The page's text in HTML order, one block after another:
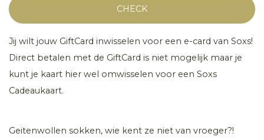
CHECK
Jij wilt jouw GiftCard inwisselen voor een e-card van Soxs!
Direct betalen met de GiftCard is niet mogelijk maar je
kunt je kaart hier wel omwisselen voor een Soxs
Cadeaukaart.
Geitenwollen sokken, wie kent ze niet van vroeger?!